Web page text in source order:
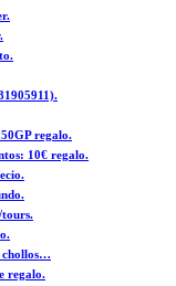
regalo.
10€ regalo.
tours.
chollos…
regalo.